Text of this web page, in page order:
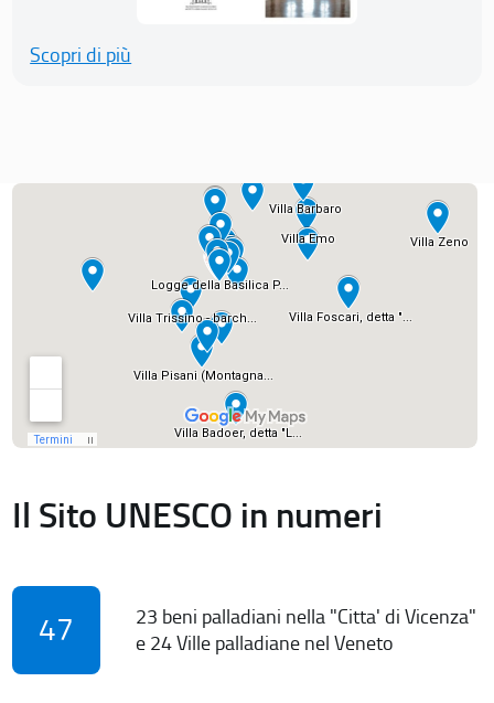
Scopri di più
Il Sito UNESCO in numeri
47
23 beni palladiani nella "Citta' di Vicenza"
e 24 Ville palladiane nel Veneto